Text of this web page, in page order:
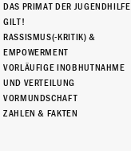
DAS PRIMAT DER JUGENDHILFE
GILT!
RASSISMUS(-KRITIK) &
EMPOWERMENT
VORLÄUFIGE INOBHUTNAHME
UND VERTEILUNG
VORMUNDSCHAFT
ZAHLEN & FAKTEN